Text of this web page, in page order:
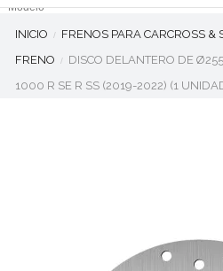
Modelo
INICIO FRENOS PARA CARCROSS &
FRENO
DISCO DELANTERO DE
1000 R SE R SS (2019-2022) (1